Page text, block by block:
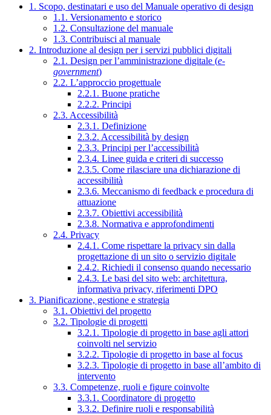
1. Scopo, destinatari e uso del Manuale operativo di design
1.1. Versionamento e storico
1.2. Consultazione del manuale
1.3. Contribuisci al manuale
2. Introduzione al design per i servizi pubblici digitali
2.1. Design per l’amministrazione digitale (e-
government)
2.2. L’approccio progettuale
2.2.1. Buone pratiche
2.2.2. Principi
2.3. Accessibilità
2.3.1. Definizione
2.3.2. Accessibilità by design
2.3.3. Principi per l’accessibilità
2.3.4. Linee guida e criteri di successo
2.3.5. Come rilasciare una dichiarazione di
accessibilità
2.3.6. Meccanismo di feedback e procedura di
attuazione
2.3.7. Obiettivi accessibilità
2.3.8. Normativa e approfondimenti
2.4. Privacy
2.4.1. Come rispettare la privacy sin dalla
progettazione di un sito o servizio digitale
2.4.2. Richiedi il consenso quando necessario
2.4.3. Le basi del sito web: architettura,
informativa privacy, riferimenti DPO
3. Pianificazione, gestione e strategia
3.1. Obiettivi del progetto
3.2. Tipologie di progetti
3.2.1. Tipologie di progetto in base agli attori
coinvolti nel servizio
3.2.2. Tipologie di progetto in base al focus
3.2.3. Tipologie di progetto in base all’ambito di
intervento
3.3. Competenze, ruoli e figure coinvolte
3.3.1. Coordinatore di progetto
3.3.2. Definire ruoli e responsabilità